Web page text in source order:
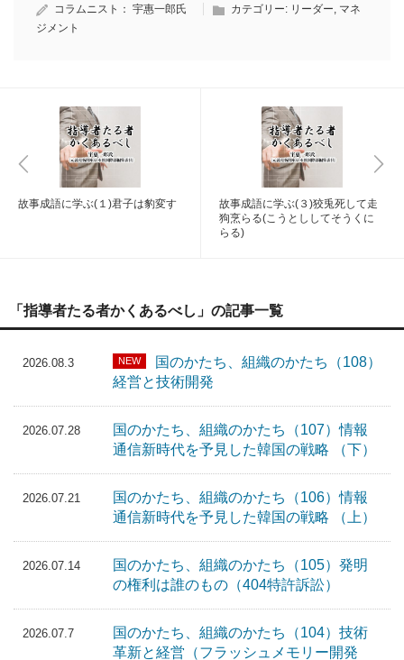
コラムニスト： 宇惠一郎氏 カテゴリー: リーダー, マネ
ジメント
故事成語に学ぶ(１)君子は豹変す
故事成語に学ぶ(３)狡兎死して走
狗烹らる(こうとししてそうくに
らる)
「指導者たる者かくあるべし」の記事一覧
2026.08.3 NEW
国のかたち、組織のかたち（108）
経営と技術開発
2026.07.28
国のかたち、組織のかたち（107）情報
通信新時代を予見した韓国の戦略 （下）
2026.07.21
国のかたち、組織のかたち（106）情報
通信新時代を予見した韓国の戦略 （上）
2026.07.14
国のかたち、組織のかたち（105）発明
の権利は誰のもの（404特許訴訟）
2026.07.7
国のかたち、組織のかたち（104）技術
革新と経営（フラッシュメモリー開発